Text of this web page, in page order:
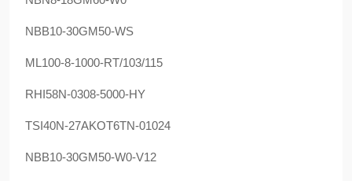
NBB10-30GM50-WS
ML100-8-1000-RT/103/115
RHI58N-0308-5000-HY
TSI40N-27AKOT6TN-01024
NBB10-30GM50-W0-V12